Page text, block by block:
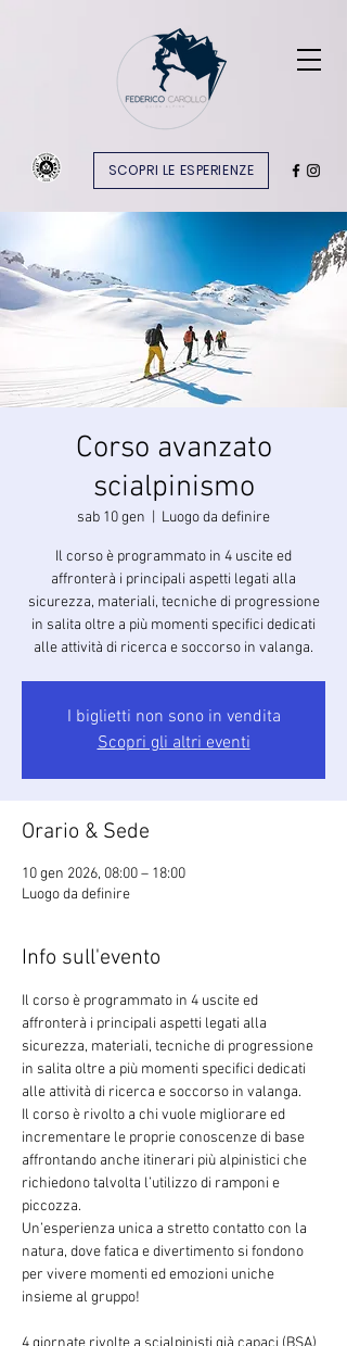
SCOPRI LE ESPERIENZE
Corso avanzato
scialpinismo
sab 10 gen Luogo da definire
Il corso è programmato in 4 uscite ed
affronterà i principali aspetti legati alla
sicurezza, materiali, tecniche di progressione
in salita oltre a più momenti specifici dedicati
alle attività di ricerca e soccorso in valanga.
I biglietti non sono in vendita
Scopri gli altri eventi
Orario & Sede
10 gen 2026, 08:00 – 18:00
Luogo da definire
Info sull'evento
Il corso è programmato in 4 uscite ed
affronterà i principali aspetti legati alla
sicurezza, materiali, tecniche di progressione
in salita oltre a più momenti specifici dedicati
alle attività di ricerca e soccorso in valanga.
Il corso è rivolto a chi vuole migliorare ed
incrementare le proprie conoscenze di base
affrontando anche itinerari più alpinistici che
richiedono talvolta l’utilizzo di ramponi e
piccozza.
Un’esperienza unica a stretto contatto con la
natura, dove fatica e divertimento si fondono
per vivere momenti ed emozioni uniche
insieme al gruppo!